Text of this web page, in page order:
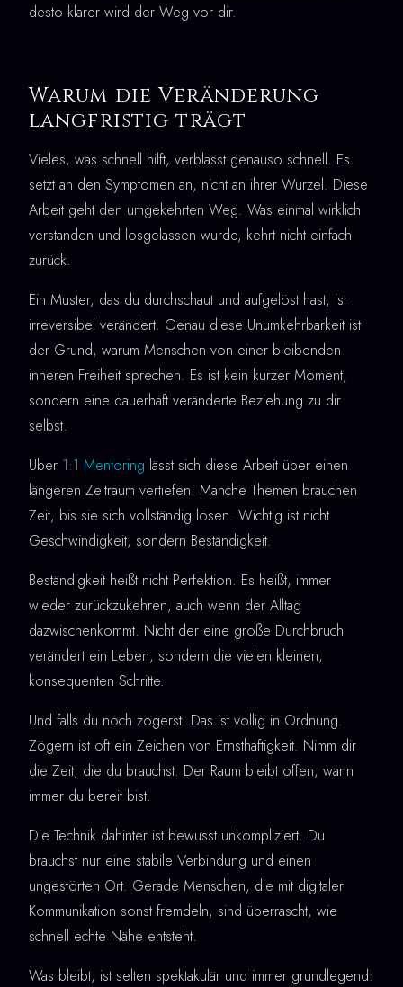
desto klarer wird der Weg vor dir.
Warum die Veränderung
langfristig trägt
Vieles, was schnell hilft, verblasst genauso schnell. Es
setzt an den Symptomen an, nicht an ihrer Wurzel. Diese
Arbeit geht den umgekehrten Weg. Was einmal wirklich
verstanden und losgelassen wurde, kehrt nicht einfach
zurück.
Ein Muster, das du durchschaut und aufgelöst hast, ist
irreversibel verändert. Genau diese Unumkehrbarkeit ist
der Grund, warum Menschen von einer bleibenden
inneren Freiheit sprechen. Es ist kein kurzer Moment,
sondern eine dauerhaft veränderte Beziehung zu dir
selbst.
Über 1:1 Mentoring lässt sich diese Arbeit über einen
längeren Zeitraum vertiefen. Manche Themen brauchen
Zeit, bis sie sich vollständig lösen. Wichtig ist nicht
Geschwindigkeit, sondern Beständigkeit.
Beständigkeit heißt nicht Perfektion. Es heißt, immer
wieder zurückzukehren, auch wenn der Alltag
dazwischenkommt. Nicht der eine große Durchbruch
verändert ein Leben, sondern die vielen kleinen,
konsequenten Schritte.
Und falls du noch zögerst: Das ist völlig in Ordnung.
Zögern ist oft ein Zeichen von Ernsthaftigkeit. Nimm dir
die Zeit, die du brauchst. Der Raum bleibt offen, wann
immer du bereit bist.
Die Technik dahinter ist bewusst unkompliziert. Du
brauchst nur eine stabile Verbindung und einen
ungestörten Ort. Gerade Menschen, die mit digitaler
Kommunikation sonst fremdeln, sind überrascht, wie
schnell echte Nähe entsteht.
Was bleibt, ist selten spektakulär und immer grundlegend: